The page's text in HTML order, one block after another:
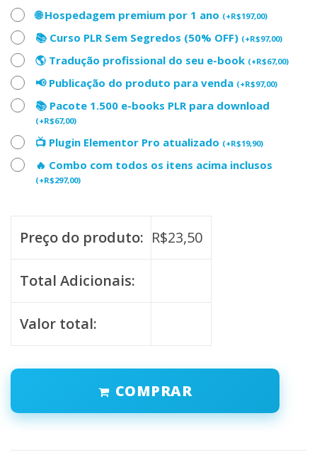
🌐 Hospedagem premium por 1 ano (+R$197,00)
📚 Curso PLR Sem Segredos (50% OFF) (+R$97,00)
🌎 Tradução profissional do seu e-book (+R$67,00)
📢 Publicação do produto para venda (+R$97,00)
📚 Pacote 1.500 e-books PLR para download
(+R$67,00)
📺 Plugin Elementor Pro atualizado (+R$19,90)
🔥 Combo com todos os itens acima inclusos
(+R$297,00)
Preço do produto: R$23,50
Total Adicionais:
Valor total:
COMPRAR